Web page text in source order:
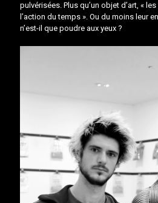
pulvérisées. Plus qu’un objet d’art, «
l’action du temps ». Ou du moins leur
n’est-il que poudre aux yeux ?